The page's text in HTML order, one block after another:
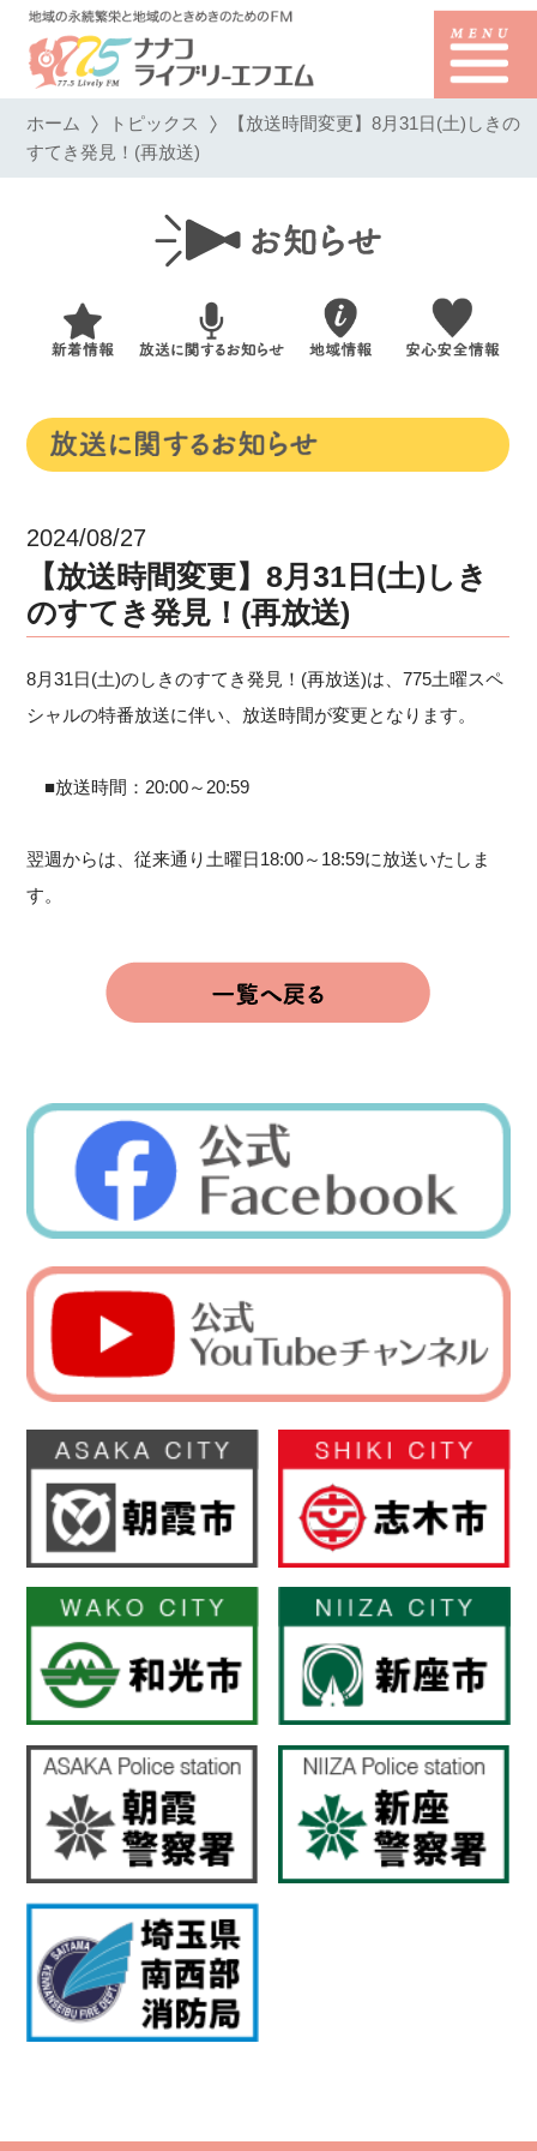
ホーム トピックス 【放送時間変更】8月31日(土)しきの
すてき発見！(再放送)
2024/08/27
【放送時間変更】8月31日(土)しき
のすてき発見！(再放送)
8月31日(土)のしきのすてき発見！(再放送)は、775土曜スペ
シャルの特番放送に伴い、放送時間が変更となります。
■放送時間：20:00～20:59
翌週からは、従来通り土曜日18:00～18:59に放送いたしま
す。